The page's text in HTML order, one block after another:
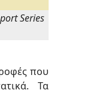
Series
που
Τα